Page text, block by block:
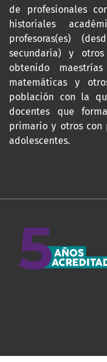
de profesionales
historiales
profesoras(es)
secundaria) y
obtenido
matemáticas y
población con la
docentes que
primario y otros con
adolescentes.